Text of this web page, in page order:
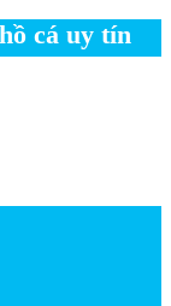
cá uy tín